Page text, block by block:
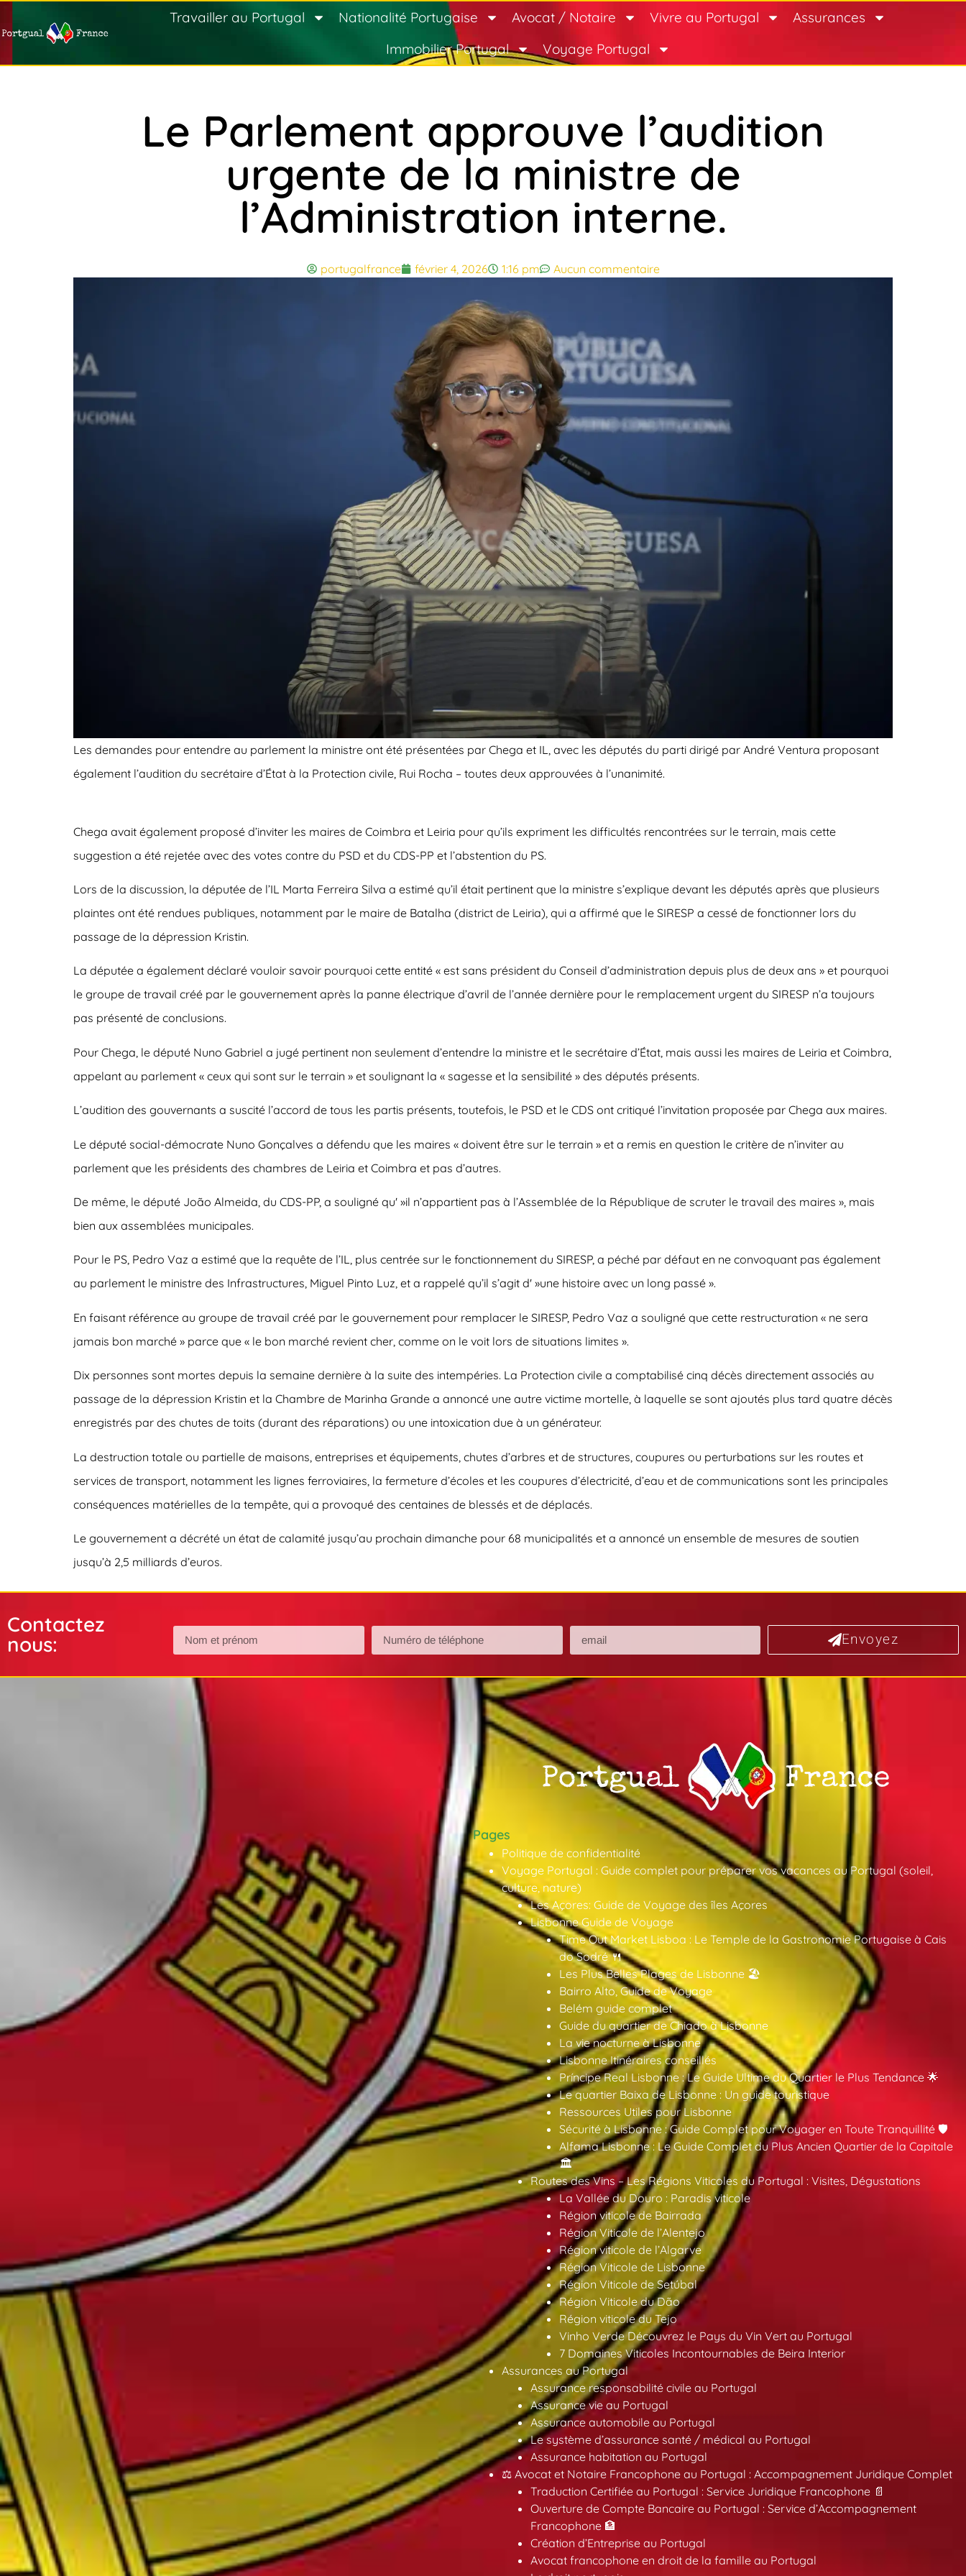
Travailler au Portugal Nationalité Portugaise Avocat / Notaire Vivre au Portugal
Assurances
Immobilier Portugal
Voyage Portugal
Le Parlement approuve l’audition
urgente de la ministre de
l’Administration interne.
portugalfrance février 4, 2026 1:16 pm Aucun commentaire
Les demandes pour entendre au parlement la ministre ont été présentées par Chega et IL, avec les députés du parti dirigé par André Ventura proposant
également l’audition du secrétaire d’État à la Protection civile, Rui Rocha – toutes deux approuvées à l’unanimité.
Chega avait également proposé d’inviter les maires de Coimbra et Leiria pour qu’ils expriment les difficultés rencontrées sur le terrain, mais cette
suggestion a été rejetée avec des votes contre du PSD et du CDS-PP et l’abstention du PS.
Lors de la discussion, la députée de l’IL Marta Ferreira Silva a estimé qu’il était pertinent que la ministre s’explique devant les députés après que plusieurs
plaintes ont été rendues publiques, notamment par le maire de Batalha (district de Leiria), qui a affirmé que le SIRESP a cessé de fonctionner lors du
passage de la dépression Kristin.
La députée a également déclaré vouloir savoir pourquoi cette entité « est sans président du Conseil d’administration depuis plus de deux ans » et pourquoi
le groupe de travail créé par le gouvernement après la panne électrique d’avril de l’année dernière pour le remplacement urgent du SIRESP n’a toujours
pas présenté de conclusions.
Pour Chega, le député Nuno Gabriel a jugé pertinent non seulement d’entendre la ministre et le secrétaire d’État, mais aussi les maires de Leiria et Coimbra,
appelant au parlement « ceux qui sont sur le terrain » et soulignant la « sagesse et la sensibilité » des députés présents.
L’audition des gouvernants a suscité l’accord de tous les partis présents, toutefois, le PSD et le CDS ont critiqué l’invitation proposée par Chega aux maires.
Le député social-démocrate Nuno Gonçalves a défendu que les maires « doivent être sur le terrain » et a remis en question le critère de n’inviter au
parlement que les présidents des chambres de Leiria et Coimbra et pas d’autres.
De même, le député João Almeida, du CDS-PP, a souligné qu' »il n’appartient pas à l’Assemblée de la République de scruter le travail des maires », mais
bien aux assemblées municipales.
Pour le PS, Pedro Vaz a estimé que la requête de l’IL, plus centrée sur le fonctionnement du SIRESP, a péché par défaut en ne convoquant pas également
au parlement le ministre des Infrastructures, Miguel Pinto Luz, et a rappelé qu’il s’agit d' »une histoire avec un long passé ».
En faisant référence au groupe de travail créé par le gouvernement pour remplacer le SIRESP, Pedro Vaz a souligné que cette restructuration « ne sera
jamais bon marché » parce que « le bon marché revient cher, comme on le voit lors de situations limites ».
Dix personnes sont mortes depuis la semaine dernière à la suite des intempéries. La Protection civile a comptabilisé cinq décès directement associés au
passage de la dépression Kristin et la Chambre de Marinha Grande a annoncé une autre victime mortelle, à laquelle se sont ajoutés plus tard quatre décès
enregistrés par des chutes de toits (durant des réparations) ou une intoxication due à un générateur.
La destruction totale ou partielle de maisons, entreprises et équipements, chutes d’arbres et de structures, coupures ou perturbations sur les routes et
services de transport, notamment les lignes ferroviaires, la fermeture d’écoles et les coupures d’électricité, d’eau et de communications sont les principales
conséquences matérielles de la tempête, qui a provoqué des centaines de blessés et de déplacés.
Le gouvernement a décrété un état de calamité jusqu’au prochain dimanche pour 68 municipalités et a annoncé un ensemble de mesures de soutien
jusqu’à 2,5 milliards d’euros.
Contactez
nous:
Envoyez
Pages
Politique de confidentialité
Voyage Portugal : Guide complet pour préparer vos vacances au Portugal (soleil,
culture, nature)
Les Açores: Guide de Voyage des îles Açores
Lisbonne Guide de Voyage
Time Out Market Lisboa : Le Temple de la Gastronomie Portugaise à Cais
do Sodré 🍴
Les Plus Belles Plages de Lisbonne 🏖️
Bairro Alto, Guide de Voyage
Belém guide complet
Guide du quartier de Chiado à Lisbonne
La vie nocturne à Lisbonne
Lisbonne Itinéraires conseillés
Príncipe Real Lisbonne : Le Guide Ultime du Quartier le Plus Tendance 🌟
Le quartier Baixa de Lisbonne : Un guide touristique
Ressources Utiles pour Lisbonne
Sécurité à Lisbonne : Guide Complet pour Voyager en Toute Tranquillité 🛡️
Alfama Lisbonne : Le Guide Complet du Plus Ancien Quartier de la Capitale
🏛️
Routes des Vins – Les Régions Viticoles du Portugal : Visites, Dégustations
La Vallée du Douro : Paradis viticole
Région viticole de Bairrada
Région Viticole de l’Alentejo
Région viticole de l’Algarve
Région Viticole de Lisbonne
Région Viticole de Setúbal
Région Viticole du Dão
Région viticole du Tejo
Vinho Verde Découvrez le Pays du Vin Vert au Portugal
7 Domaines Viticoles Incontournables de Beira Interior
Assurances au Portugal
Assurance responsabilité civile au Portugal
Assurance vie au Portugal
Assurance automobile au Portugal
Le système d’assurance santé / médical au Portugal
Assurance habitation au Portugal
⚖️ Avocat et Notaire Francophone au Portugal : Accompagnement Juridique Complet
Traduction Certifiée au Portugal : Service Juridique Francophone 📄
Ouverture de Compte Bancaire au Portugal : Service d’Accompagnement
Francophone 🏦
Création d’Entreprise au Portugal
Avocat francophone en droit de la famille au Portugal